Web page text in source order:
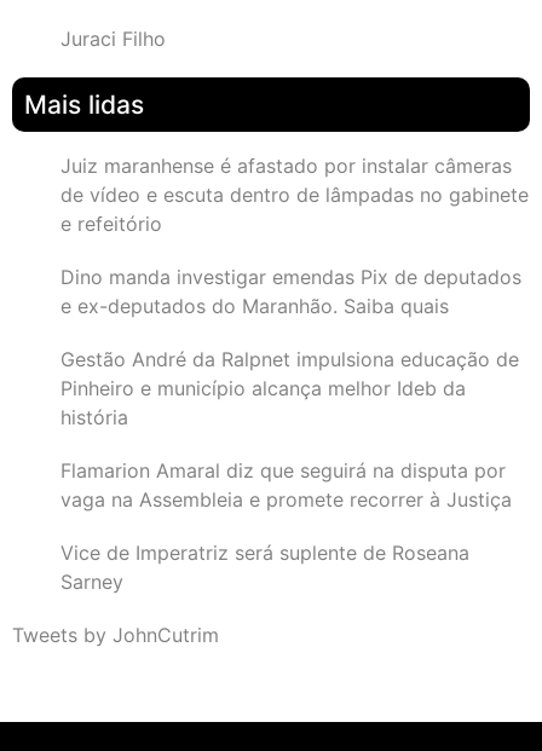
Juraci Filho
Mais lidas
Juiz maranhense é afastado por instalar câmeras
de vídeo e escuta dentro de lâmpadas no gabinete
e refeitório
Dino manda investigar emendas Pix de deputados
e ex-deputados do Maranhão. Saiba quais
Gestão André da Ralpnet impulsiona educação de
Pinheiro e município alcança melhor Ideb da
história
Flamarion Amaral diz que seguirá na disputa por
vaga na Assembleia e promete recorrer à Justiça
Vice de Imperatriz será suplente de Roseana
Sarney
Tweets by JohnCutrim